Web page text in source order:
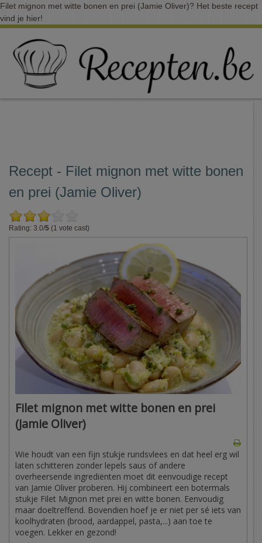
Filet mignon met witte bonen en prei (Jamie Oliver)? Het beste recept
vind je hier!
Recept - Filet mignon met witte bonen
en prei (Jamie Oliver)
Rating: 3.0/5 (1 vote cast)
Filet mignon met witte bonen en prei
(Jamie Oliver)
Wie houdt van een fijn stukje rundsvlees en dat heel erg wil
laten schitteren zonder lepels saus of andere
overheersende ingrediënten moet dit eenvoudige recept
van Jamie Oliver proberen. Hij combineert een botermals
stukje Filet Mignon met prei en witte bonen. Eenvoudig
maar doeltreffend. Bovendien hoef je er niet per sé iets van
koolhydraten (brood, aardappel, pasta,...) aan toe te
voegen. Lekker en gezond!